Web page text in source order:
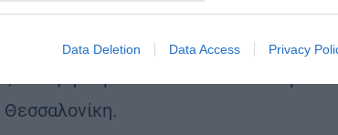
Data Deletion Data Access Privacy
της Ελλάδας με τα ιερά λείψανα
κειμήλια διαφυλάχθηκαν
όπως η Κάρα του Αποστόλου Ανδρέου